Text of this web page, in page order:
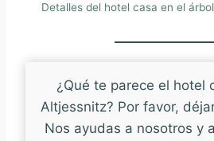
Detalles del hotel casa en el
¿Qué te parece el hotel
Altjessnitz? Por favor,
Nos ayudas a nosotros y